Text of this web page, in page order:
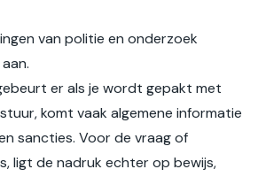
van politie en onderzoek
er als je wordt gepakt met
komt vaak algemene informatie
sancties. Voor de vraag of
ligt de nadruk echter op bewijs,